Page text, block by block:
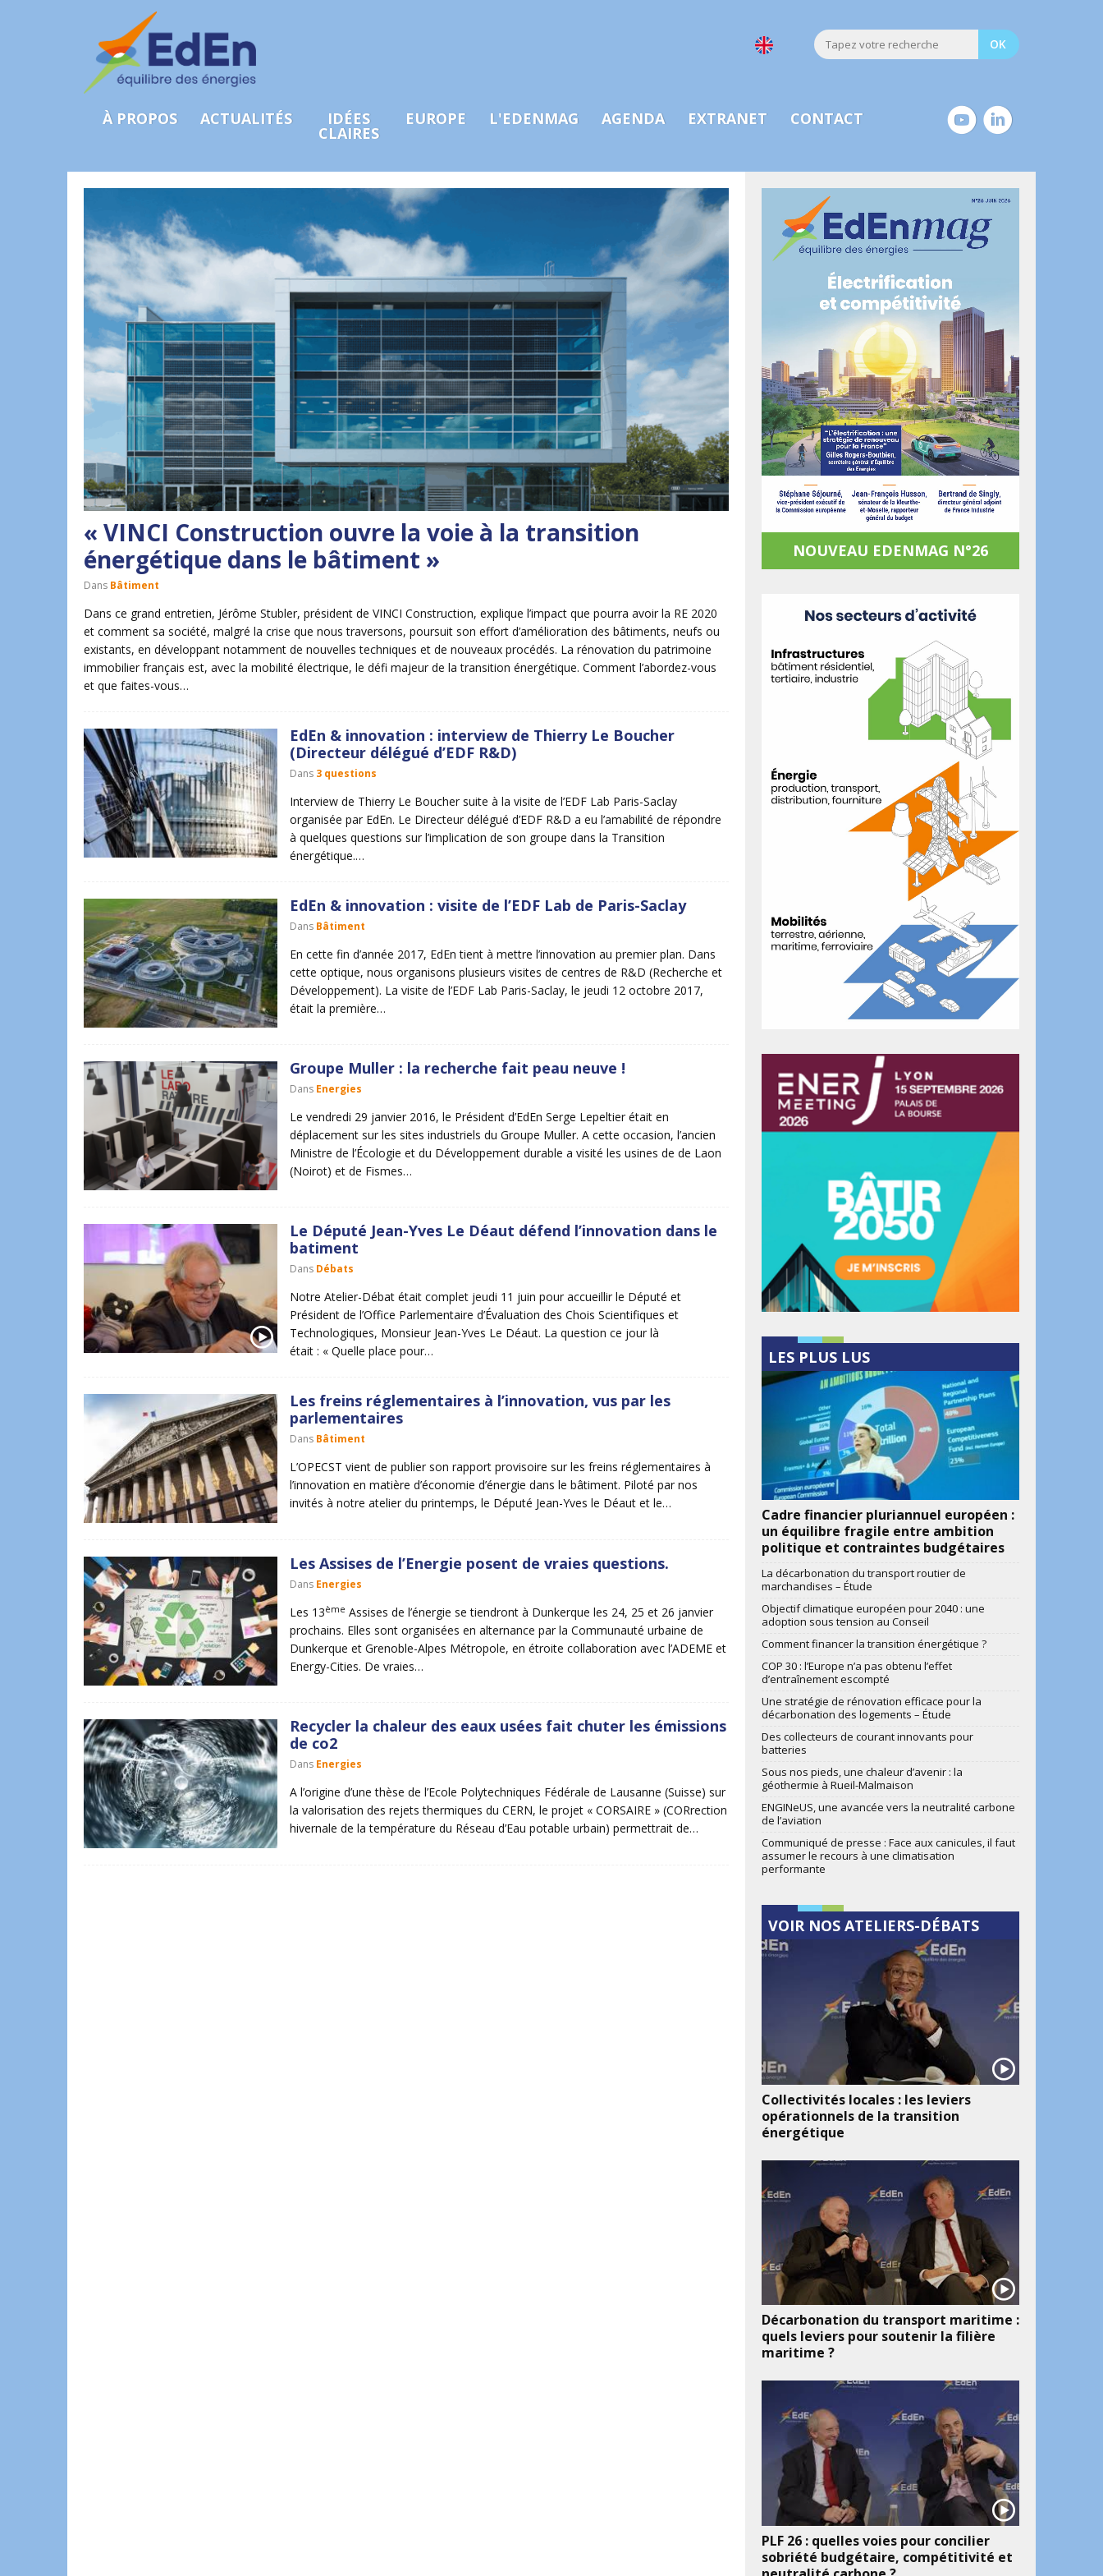
À PROPOS ACTUALITÉS IDÉES
CLAIRES
EUROPE L'EDENMAG AGENDA EXTRANET CONTACT
« VINCI Construction ouvre la voie à la transition
énergétique dans le bâtiment »
Dans Bâtiment
Dans ce grand entretien, Jérôme Stubler, président de VINCI Construction, explique l’impact que pourra avoir la RE 2020
et comment sa société, malgré la crise que nous traversons, poursuit son effort d’amélioration des bâtiments, neufs ou
existants, en développant notamment de nouvelles techniques et de nouveaux procédés. La rénovation du patrimoine
immobilier français est, avec la mobilité électrique, le défi majeur de la transition énergétique. Comment l’abordez-vous
et que faites-vous…
EdEn & innovation : interview de Thierry Le Boucher
(Directeur délégué d’EDF R&D)
Dans 3 questions
Interview de Thierry Le Boucher suite à la visite de l’EDF Lab Paris-Saclay
organisée par EdEn. Le Directeur délégué d’EDF R&D a eu l’amabilité de répondre
à quelques questions sur l’implication de son groupe dans la Transition
énergétique.…
EdEn & innovation : visite de l’EDF Lab de Paris-Saclay
Dans Bâtiment
En cette fin d’année 2017, EdEn tient à mettre l’innovation au premier plan. Dans
cette optique, nous organisons plusieurs visites de centres de R&D (Recherche et
Développement). La visite de l’EDF Lab Paris-Saclay, le jeudi 12 octobre 2017,
était la première…
Groupe Muller : la recherche fait peau neuve !
Dans Energies
Le vendredi 29 janvier 2016, le Président d’EdEn Serge Lepeltier était en
déplacement sur les sites industriels du Groupe Muller. A cette occasion, l’ancien
Ministre de l’Écologie et du Développement durable a visité les usines de de Laon
(Noirot) et de Fismes…
Le Député Jean-Yves Le Déaut défend l’innovation dans le
batiment
Dans Débats
Notre Atelier-Débat était complet jeudi 11 juin pour accueillir le Député et
Président de l’Office Parlementaire d’Évaluation des Chois Scientifiques et
Technologiques, Monsieur Jean-Yves Le Déaut. La question ce jour là
était : « Quelle place pour…
Les freins réglementaires à l’innovation, vus par les
parlementaires
Dans Bâtiment
L’OPECST vient de publier son rapport provisoire sur les freins réglementaires à
l’innovation en matière d’économie d’énergie dans le bâtiment. Piloté par nos
invités à notre atelier du printemps, le Député Jean-Yves le Déaut et le…
Les Assises de l’Energie posent de vraies questions.
Dans Energies
Les 13ème Assises de l’énergie se tiendront à Dunkerque les 24, 25 et 26 janvier
prochains. Elles sont organisées en alternance par la Communauté urbaine de
Dunkerque et Grenoble-Alpes Métropole, en étroite collaboration avec l’ADEME et
Energy-Cities. De vraies…
Recycler la chaleur des eaux usées fait chuter les émissions
de co2
Dans Energies
A l’origine d’une thèse de l’Ecole Polytechniques Fédérale de Lausanne (Suisse) sur
la valorisation des rejets thermiques du CERN, le projet « CORSAIRE » (CORrection
hivernale de la température du Réseau d’Eau potable urbain) permettrait de…
NOUVEAU EDENMAG N°26
LES PLUS LUS
Cadre financier pluriannuel européen :
un équilibre fragile entre ambition
politique et contraintes budgétaires
La décarbonation du transport routier de
marchandises – Étude
Objectif climatique européen pour 2040 : une
adoption sous tension au Conseil
Comment financer la transition énergétique ?
COP 30 : l’Europe n’a pas obtenu l’effet
d’entraînement escompté
Une stratégie de rénovation efficace pour la
décarbonation des logements – Étude
Des collecteurs de courant innovants pour
batteries
Sous nos pieds, une chaleur d’avenir : la
géothermie à Rueil-Malmaison
ENGINeUS, une avancée vers la neutralité carbone
de l’aviation
Communiqué de presse : Face aux canicules, il faut
assumer le recours à une climatisation
performante
VOIR NOS ATELIERS-DÉBATS
Collectivités locales : les leviers
opérationnels de la transition
énergétique
Décarbonation du transport maritime :
quels leviers pour soutenir la filière
maritime ?
PLF 26 : quelles voies pour concilier
sobriété budgétaire, compétitivité et